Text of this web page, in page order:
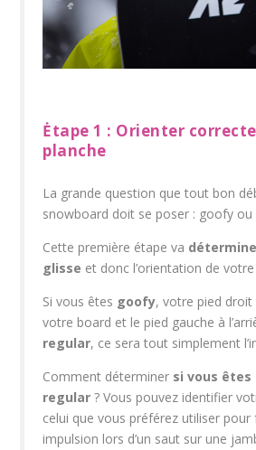
Ėtape 1 : Orienter
planche
La grande question que tout bon
snowboard doit se poser : goofy ou
Cette première étape va
glisse et donc l’orientation de
Si vous êtes goofy, votre pied droit
votre board et le pied gauche à
regular, ce sera tout simplement
Comment déterminer si vous
regular ? Vous pouvez identifier
celui que vous préférez utiliser pour
impulsion lors d’un saut sur une